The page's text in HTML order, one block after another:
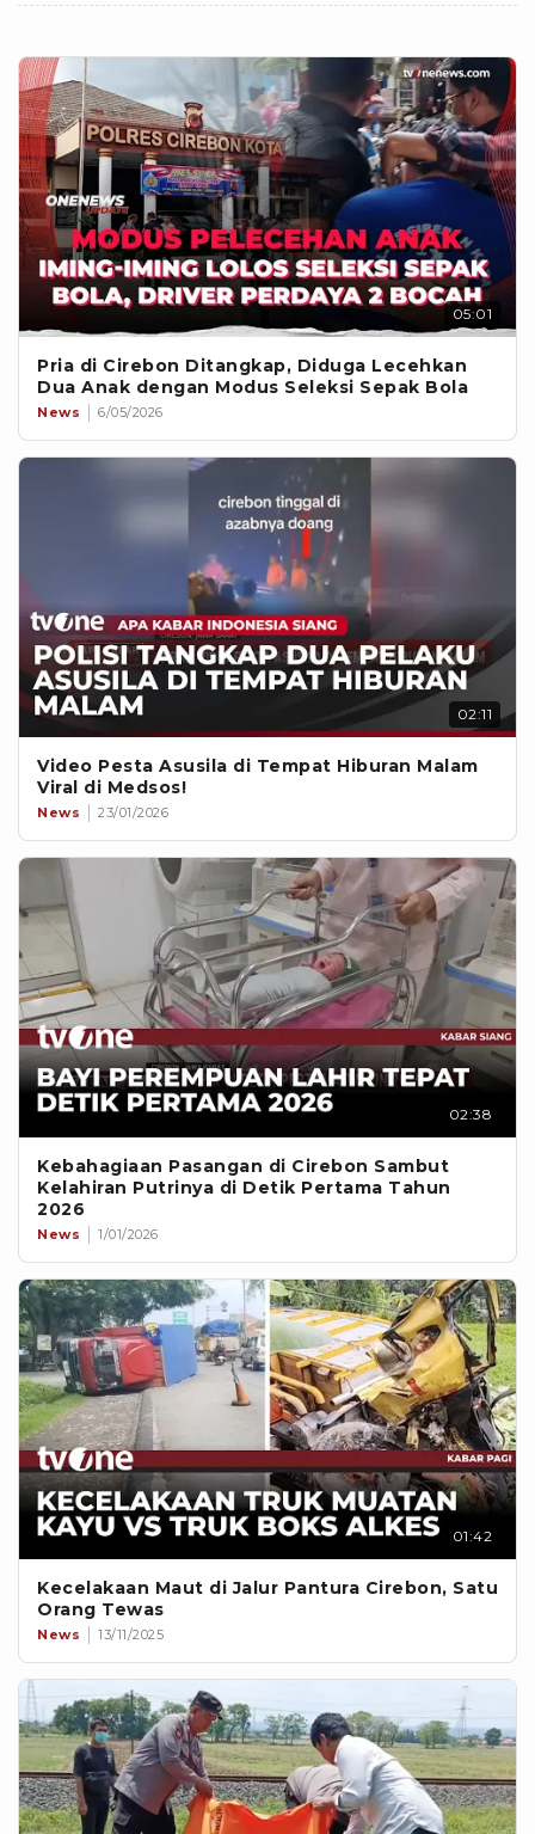
05:01
Pria di Cirebon Ditangkap, Diduga Lecehkan
Dua Anak dengan Modus Seleksi Sepak Bola
News 6/05/2026
02:11
Video Pesta Asusila di Tempat Hiburan Malam
Viral di Medsos!
News 23/01/2026
02:38
Kebahagiaan Pasangan di Cirebon Sambut
Kelahiran Putrinya di Detik Pertama Tahun
2026
News 1/01/2026
01:42
Kecelakaan Maut di Jalur Pantura Cirebon, Satu
Orang Tewas
News 13/11/2025